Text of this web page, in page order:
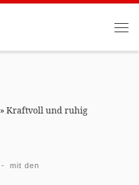
»Kraftvoll und ruhig
-
mit den